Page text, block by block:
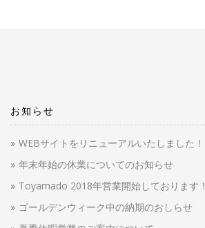
お知らせ
WEBサイトをリニューアルいたしました！
年末年始の休業についてのお知らせ
Toyamado 2018年営業開始しております！
ゴールデンウィーク中の納期のおしらせ